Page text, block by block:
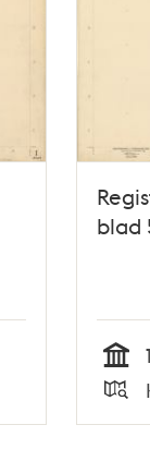
blad
Tid
Typ